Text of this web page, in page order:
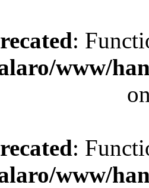
:
www/
:
www/